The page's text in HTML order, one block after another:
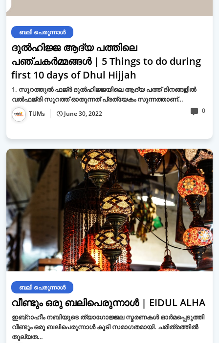
ബലി പെരുന്നാള്‍
ദുല്‍ഹിജ്ജ ആദ്യ പത്തിലെ
പഞ്ചകര്‍മ്മങ്ങള്‍ | 5 Things to do during
first 10 days of Dhul Hijjah
1. സൂറത്തുല്‍ ഫജ്ര്‍ ദുല്‍ഹിജ്ജയിലെ ആദ്യ പത്ത് ദിനങ്ങളില്‍
വല്‍ഫജ്‌രി സൂറത്ത് ഓതുന്നത് പ്രത്യേകം സുന്നത്താണ്…
TUMs June 30, 2022 0
ബലി പെരുന്നാള്‍
വീണ്ടും ഒരു ബലിപെരുന്നാള്‍ | EIDUL ALHA
ഇബ്‌റാഹീം നബിയുടെ ത്യാഗോജ്ജല സ്മരണകള്‍ ഓര്‍മപ്പെടുത്തി
വീണ്ടും ഒരു ബലിപെരുന്നാള്‍ കൂടി സമാഗതമായി. ചരിത്രത്തില്‍
തുല്യത…